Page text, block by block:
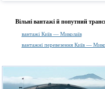
Вільні вантажі й попутний
вантажі Київ — Миколаїв
вантажні перевезення Київ —